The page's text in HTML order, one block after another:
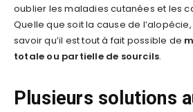
oublier les maladies cutanées et les
Quelle que soit la cause de
savoir qu’il est tout à fait possible de
totale ou partielle de sourcils.
Plusieurs solutions